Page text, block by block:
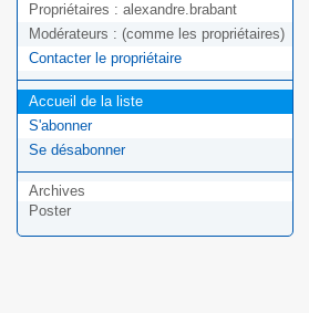
Propriétaires : alexandre.brabant
Modérateurs : (comme les propriétaires)
Contacter le propriétaire
Accueil de la liste
S'abonner
Se désabonner
Archives
Poster